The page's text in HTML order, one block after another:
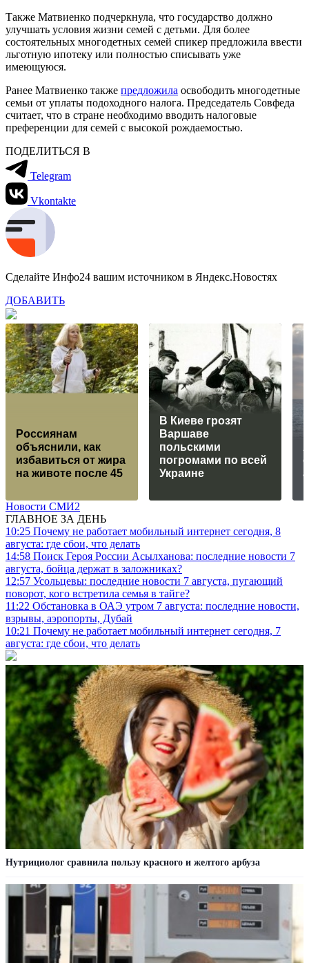
Также Матвиенко подчеркнула, что государство должно
улучшать условия жизни семей с детьми. Для более
состоятельных многодетных семей спикер предложила ввести
льготную ипотеку или полностью списывать уже
имеющуюся.
Ранее Матвиенко также предложила освободить многодетные
семьи от уплаты подоходного налога. Председатель Совфеда
считает, что в стране необходимо вводить налоговые
преференции для семей с высокой рождаемостью.
ПОДЕЛИТЬСЯ В
Telegram
Vkontakte
Сделайте Инфо24 вашим источником в Яндекс.Новостях
ДОБАВИТЬ
Россиянам
объяснили, как
избавиться от жира
на животе после 45
В Киеве грозят
Варшаве
польскими
погромами по всей
Украине
Новости СМИ2
ГЛАВНОЕ ЗА ДЕНЬ
10:25 Почему не работает мобильный интернет сегодня, 8
августа: где сбои, что делать
14:58 Поиск Героя России Асылханова: последние новости 7
августа, бойца держат в заложниках?
12:57 Усольцевы: последние новости 7 августа, пугающий
поворот, кого встретила семья в тайге?
11:22 Обстановка в ОАЭ утром 7 августа: последние новости,
взрывы, аэропорты, Дубай
10:21 Почему не работает мобильный интернет сегодня, 7
августа: где сбои, что делать
Нутрициолог сравнила пользу красного и желтого арбуза